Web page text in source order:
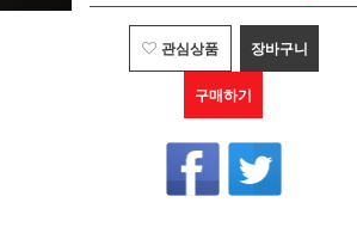
관심상품 장바구니
구매하기